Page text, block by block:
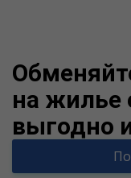
на жилье
выгодно